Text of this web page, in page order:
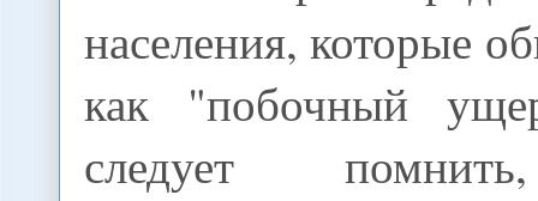
населения, которые
как "побочный
следует